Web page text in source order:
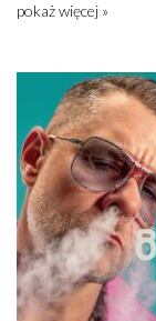
pokaż więcej »